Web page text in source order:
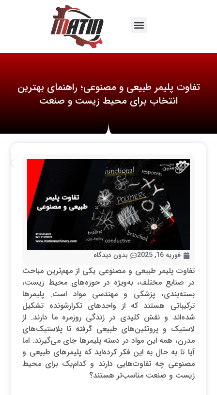
تفاوت پلیمر طبیعی و مصنوعی؛ راهنمای بهترین
انتخاب برای محیط زیست و صنعت
فوریه 16, 2025 بدون دیدگاه
تفاوت پلیمر طبیعی و مصنوعی یکی از مهم‌ترین مباحث
در صنایع مختلف، به‌ویژه در حوزه‌های محیط زیست،
بسته‌بندی، پزشکی و مهندسی مواد است. پلیمرها
ترکیباتی هستند که از واحدهای تکرارشونده تشکیل
شده‌اند و نقش کلیدی در زندگی روزمره ما دارند. از
لاستیک و پروتئین‌های طبیعی گرفته تا پلاستیک‌های
مدرن، همه این مواد در دسته پلیمرها جای می‌گیرند. اما
آیا تا به حال به این فکر کرده‌اید که پلیمرهای طبیعی و
مصنوعی چه تفاوت‌هایی دارند و کدام‌یک برای محیط
زیست و صنعت مناسب‌تر هستند؟